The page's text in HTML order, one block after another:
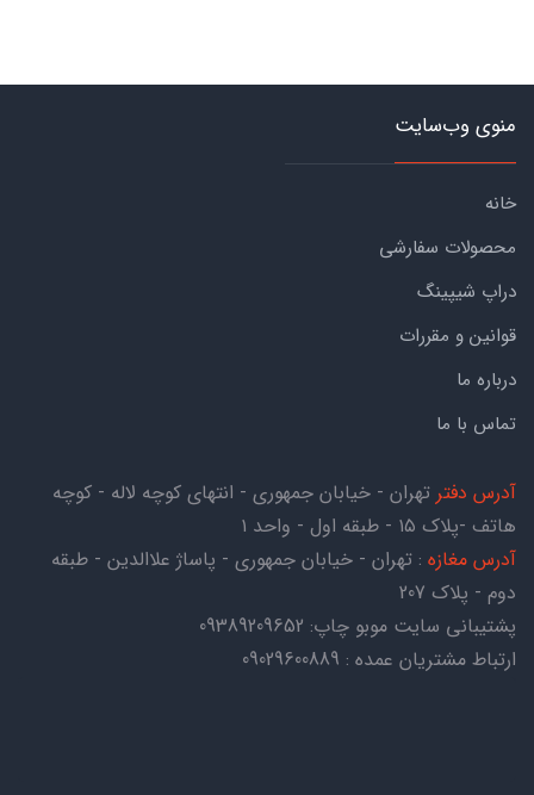
منوی وب‌سایت
خانه
محصولات سفارشی
دراپ شیپینگ
قوانین و مقررات
درباره ما
تماس با ما
آدرس دفتر تهران - خیابان جمهوری - انتهای کوچه لاله - کوچه
هاتف -پلاک ۱۵ - طبقه اول - واحد ۱
آدرس مغازه : تهران - خیابان جمهوری - پاساژ علاالدین - طبقه
دوم - پلاک 207
پشتیبانی سایت موبو چاپ: 09389209652
ارتباط مشتریان عمده : 09029600889